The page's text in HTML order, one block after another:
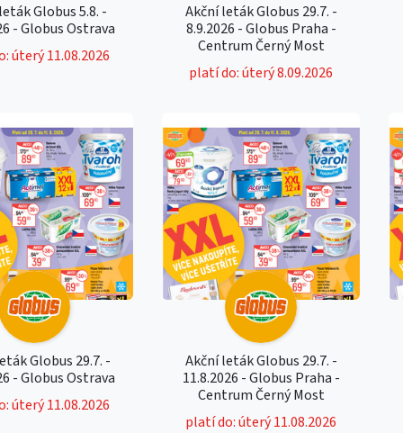
Globus 5.8. -
- Globus Ostrava
úterý 11.08.2026
Akční leták Globus 29.7. -
8.9.2026 - Globus Praha -
Centrum Černý Most
platí do: úterý 8.09.2026
Globus 29.7. -
- Globus Ostrava
úterý 11.08.2026
Akční leták Globus 29.7. -
11.8.2026 - Globus Praha -
Centrum Černý Most
platí do: úterý 11.08.2026